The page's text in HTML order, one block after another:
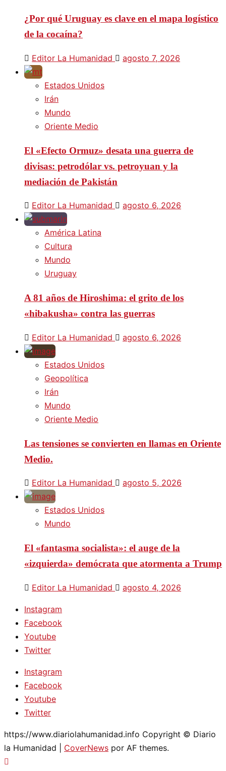
¿Por qué Uruguay es clave en el mapa logístico
de la cocaína?
Editor La Humanidad agosto 7, 2026
Estados Unidos
Irán
Mundo
Oriente Medio
El «Efecto Ormuz» desata una guerra de
divisas: petrodólar vs. petroyuan y la
mediación de Pakistán
Editor La Humanidad agosto 6, 2026
América Latina
Cultura
Mundo
Uruguay
A 81 años de Hiroshima: el grito de los
«hibakusha» contra las guerras
Editor La Humanidad agosto 6, 2026
Estados Unidos
Geopolítica
Irán
Mundo
Oriente Medio
Las tensiones se convierten en llamas en Oriente
Medio.
Editor La Humanidad agosto 5, 2026
Estados Unidos
Mundo
El «fantasma socialista»: el auge de la
«izquierda» demócrata que atormenta a Trump
Editor La Humanidad agosto 4, 2026
Instagram
Facebook
Youtube
Twitter
Instagram
Facebook
Youtube
Twitter
https://www.diariolahumanidad.info Copyright © Diario
la Humanidad
CoverNews por AF themes.